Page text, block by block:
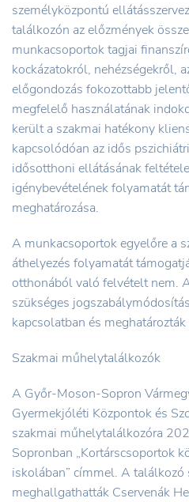
személyközpontú
találkozón az előzmények
munkacsoportok tagjai
kockázatokról, nehézségekről,
előgondozás fokozottabb
megfelelő használatának
került a szakmai hatékony
kapcsolódóan az idős
idősotthoni ellátásának
igénybevételének folyamatát
meghatározása.
A munkacsoportok egyelőre a
áthelyezés folyamatát
otthonából való felvételt nem.
szükséges
kapcsolatban és
Szakmai műhelytalálkozók
A Győr-Moson-Sopron
Gyermekjóléti Központok és
szakmai műhelytalálkozóra
Sopronban „Kortárscsoportok
iskolában” címmel. A találkozó
meghallgathatták Cservenák